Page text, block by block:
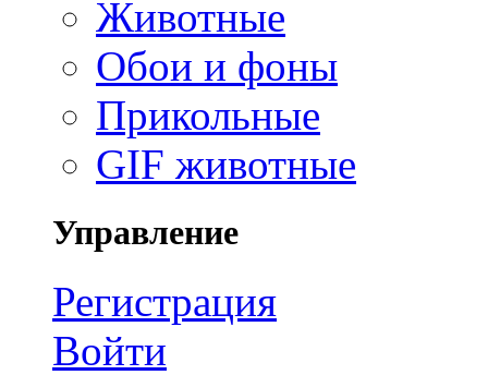
Животные
Обои и фоны
Прикольные
GIF животные
Управление
Регистрация
Войти